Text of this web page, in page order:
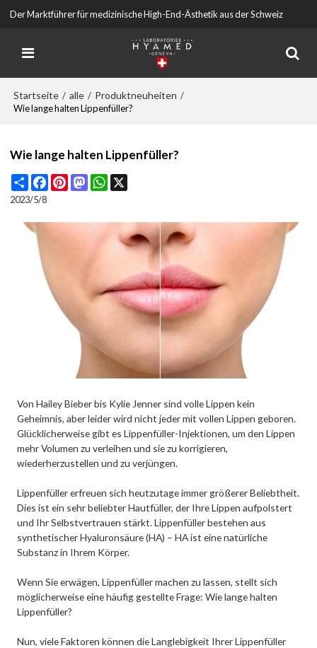
Der Marktführer für medizinische High-End-Ästhetik aus der Schweiz
Startseite / alle / Produktneuheiten /
Wie lange halten Lippenfüller?
Wie lange halten Lippenfüller?
Share FacebookPinterestMastodonWhatsApp
2023/5/8
Von Hailey Bieber bis Kylie Jenner sind volle Lippen kein
Geheimnis, aber leider wird nicht jeder mit vollen Lippen geboren.
Glücklicherweise gibt es Lippenfüller-Injektionen, um den Lippen
mehr Volumen zu verleihen und sie zu korrigieren,
wiederherzustellen und zu verjüngen.
Lippenfüller erfreuen sich heutzutage immer größerer Beliebtheit.
Dies ist ein sehr beliebter Hautfüller, der Ihre Lippen aufpolstert
und Ihr Selbstvertrauen stärkt. Lippenfüller bestehen aus
synthetischer Hyaluronsäure (HA) – HA ist eine natürliche
Substanz in Ihrem Körper.
Wenn Sie erwägen, Lippenfüller machen zu lassen, stellt sich
möglicherweise eine häufig gestellte Frage: Wie lange halten
Lippenfüller?
Nun, viele Faktoren können die Langlebigkeit Ihrer Lippenfüller